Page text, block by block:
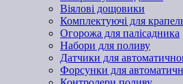
Віялові дощовики
Комплектуючі для
Огорожа для палісадника
Набори для поливу
Датчики для
Форсунки для